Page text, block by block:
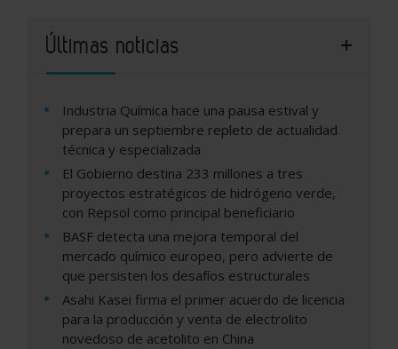
Últimas noticias
Industria Química hace una pausa estival y
prepara un septiembre repleto de actualidad
técnica y especializada
El Gobierno destina 233 millones a tres
proyectos estratégicos de hidrógeno verde,
con Repsol como principal beneficiario
BASF detecta una mejora temporal del
mercado químico europeo, pero advierte de
que persisten los desafíos estructurales
Asahi Kasei firma el primer acuerdo de licencia
para la producción y venta de electrolito
novedoso de acetolito en China